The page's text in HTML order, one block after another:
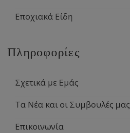
Εποχιακά Είδη
Πληροφορίες
Σχετικά με Εμάς
Τα Νέα και οι Συμβουλές μας
Επικοινωνία